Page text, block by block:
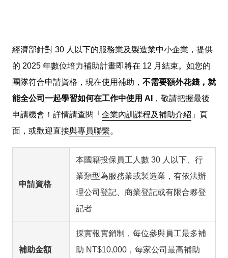
經濟部針對 30 人以下的服務業及製造業中小企業，提供
的 2025 年數位培力補助計畫即將在 12 月結束。如您的
團隊符合申請資格，現在使用補助， 不需要額外花錢，就
能全公司一起學習如何在工作中使用 AI
，敬請把握最後
申請機會！詳情請查閱「 企業內訓課程及補助介紹 」頁
面，或歡迎直接與專員聯繫。
申請資格
本國籍投保員工人數 30 人以下、行
業類型為服務業或製造業，有依法辦
理公司登記、商業登記或有限合夥登
記者
補助金額
採實報實銷制，每位參與員工最多補
助 NT$10,000，每家公司最高補助